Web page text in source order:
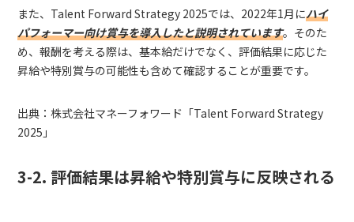
また、Talent Forward Strategy 2025では、2022年1月にハイ
パフォーマー向け賞与を導入したと説明されています。そのた
め、報酬を考える際は、基本給だけでなく、評価結果に応じた
昇給や特別賞与の可能性も含めて確認することが重要です。
出典：株式会社マネーフォワード「Talent Forward Strategy
2025」
3-2. 評価結果は昇給や特別賞与に反映される